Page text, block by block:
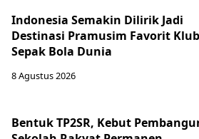
Indonesia Semakin Dilirik Jadi
Destinasi Pramusim Favorit Klub
Sepak Bola Dunia
8 Agustus 2026
Bentuk TP2SR, Kebut